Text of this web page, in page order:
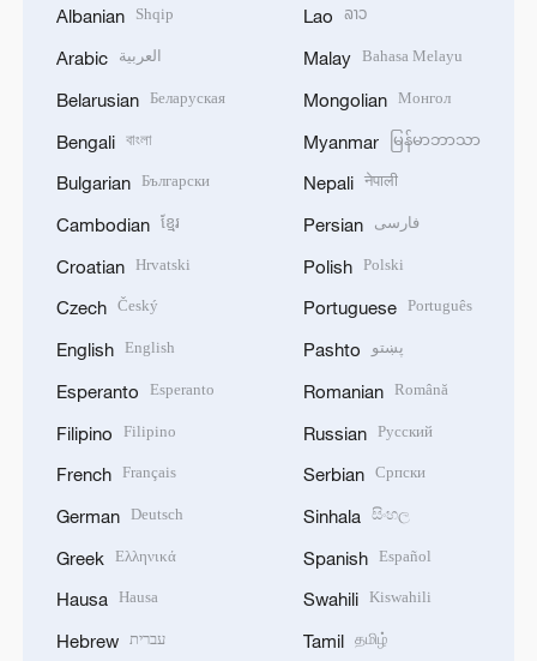
Albanian Shqip
Arabic العربية
Belarusian Беларуская
Bengali বাংলা
Bulgarian Български
Cambodian ខ្មែរ
Croatian Hrvatski
Czech Český
English English
Esperanto Esperanto
Filipino Filipino
French Français
German Deutsch
Greek Ελληνικά
Hausa Hausa
Hebrew עברית
Lao ລາວ
Malay Bahasa Melayu
Mongolian Монгол
Myanmar မြန်မာဘာသာ
Nepali नेपाली
Persian فارسی
Polish Polski
Portuguese Português
Pashto پښتو
Romanian Română
Russian Русский
Serbian Српски
Sinhala සිංහල
Spanish Español
Swahili Kiswahili
Tamil தமிழ்